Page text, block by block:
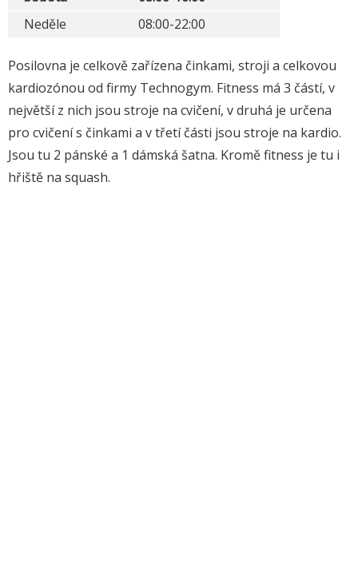
Neděle
08:00-22:00
Posilovna je celkově zařízena činkami, stroji a celkovou
kardiozónou od firmy Technogym. Fitness má 3 částí, v
největší z nich jsou stroje na cvičení, v druhá je určena
pro cvičení s činkami a v třetí části jsou stroje na kardio.
Jsou tu 2 pánské a 1 dámská šatna. Kromě fitness je tu i
hřiště na squash.